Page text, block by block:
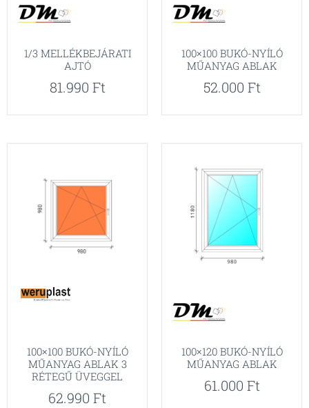
1/3 MELLÉKBEJÁRATI
AJTÓ
81.990 Ft
100×100 BUKÓ-NYÍLÓ
MŰANYAG ABLAK
52.000 Ft
100×100 BUKÓ-NYÍLÓ
MŰANYAG ABLAK 3
RÉTEGŰ ÜVEGGEL
62.990 Ft
100×120 BUKÓ-NYÍLÓ
MŰANYAG ABLAK
61.000 Ft